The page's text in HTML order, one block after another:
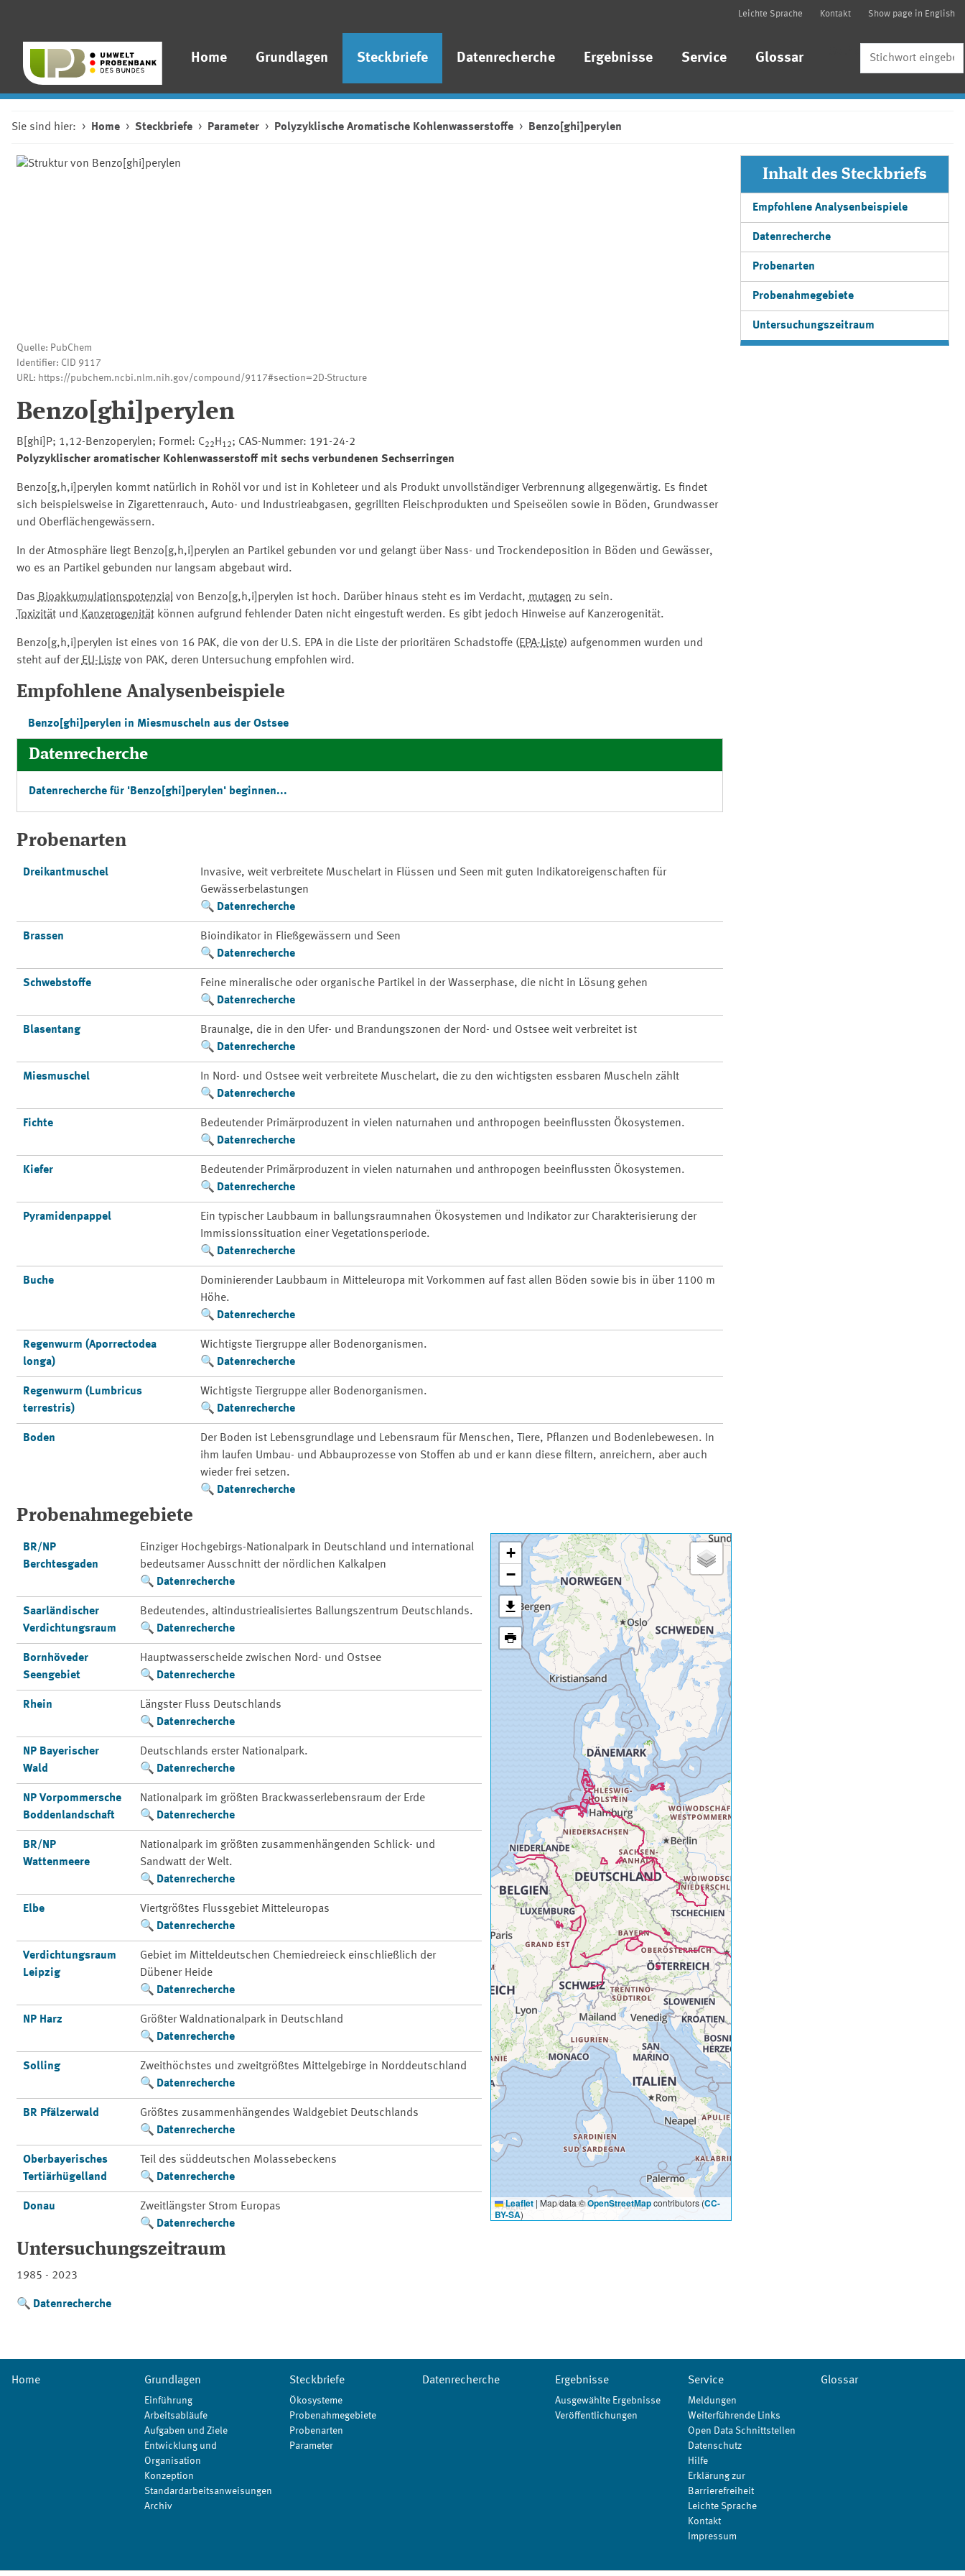
Leichte Sprache Kontakt Show page in English
Home Grundlagen Steckbriefe Datenrecherche Ergebnisse Service Glossar
Sie sind hier: Home Steckbriefe Parameter Polyzyklische Aromatische Kohlenwasserstoffe Benzo[ghi]perylen
Quelle: PubChem
Identifier: CID 9117
URL: https://pubchem.ncbi.nlm.nih.gov/compound/9117#section=2D-Structure
Benzo[ghi]perylen
B[ghi]P; 1,12-Benzoperylen; Formel: C22 H 12; CAS-Nummer: 191-24-2
Polyzyklischer aromatischer Kohlenwasserstoff mit sechs verbundenen Sechserringen
Benzo[g,h,i]perylen kommt natürlich in Rohöl vor und ist in Kohleteer und als Produkt unvollständiger Verbrennung allgegenwärtig. Es findet
sich beispielsweise in Zigarettenrauch, Auto- und Industrieabgasen, gegrillten Fleischprodukten und Speiseölen sowie in Böden, Grundwasser
und Oberflächengewässern.
In der Atmosphäre liegt Benzo[g,h,i]perylen an Partikel gebunden vor und gelangt über Nass- und Trockendeposition in Böden und Gewässer,
wo es an Partikel gebunden nur langsam abgebaut wird.
Das Bioakkumulationspotenzialvon Benzo[g,h,i]perylen ist hoch. Darüber hinaus steht es im Verdacht, mutagen zu sein.
Toxizitätund Kanzerogenitätkönnen aufgrund fehlender Daten nicht eingestuft werden. Es gibt jedoch Hinweise auf Kanzerogenität.
Benzo[g,h,i]perylen ist eines von 16 PAK, die von der U.S. EPA in die Liste der prioritären Schadstoffe (EPA-Liste) aufgenommen wurden und
steht auf der EU-Listevon PAK, deren Untersuchung empfohlen wird.
Empfohlene Analysenbeispiele
Benzo[ghi]perylen in Miesmuscheln aus der Ostsee
Datenrecherche
Datenrecherche für 'Benzo[ghi]perylen' beginnen...
Probenarten
Dreikantmuschel
Invasive, weit verbreitete Muschelart in Flüssen und Seen mit guten Indikatoreigenschaften für
Gewässerbelastungen
Datenrecherche
Brassen
Bioindikator in Fließgewässern und Seen
Datenrecherche
Schwebstoffe
Feine mineralische oder organische Partikel in der Wasserphase, die nicht in Lösung gehen
Datenrecherche
Blasentang
Braunalge, die in den Ufer- und Brandungszonen der Nord- und Ostsee weit verbreitet ist
Datenrecherche
Miesmuschel
In Nord- und Ostsee weit verbreitete Muschelart, die zu den wichtigsten essbaren Muscheln zählt
Datenrecherche
Fichte
Bedeutender Primärproduzent in vielen naturnahen und anthropogen beeinflussten Ökosystemen.
Datenrecherche
Kiefer
Bedeutender Primärproduzent in vielen naturnahen und anthropogen beeinflussten Ökosystemen.
Datenrecherche
Pyramidenpappel
Ein typischer Laubbaum in ballungsraumnahen Ökosystemen und Indikator zur Charakterisierung der
Immissionssituation einer Vegetationsperiode.
Datenrecherche
Buche
Dominierender Laubbaum in Mitteleuropa mit Vorkommen auf fast allen Böden sowie bis in über 1100 m
Höhe.
Datenrecherche
Regenwurm (Aporrectodea
longa)
Wichtigste Tiergruppe aller Bodenorganismen.
Datenrecherche
Regenwurm (Lumbricus
terrestris)
Wichtigste Tiergruppe aller Bodenorganismen.
Datenrecherche
Boden
Der Boden ist Lebensgrundlage und Lebensraum für Menschen, Tiere, Pflanzen und Bodenlebewesen. In
ihm laufen Umbau- und Abbauprozesse von Stoffen ab und er kann diese filtern, anreichern, aber auch
wieder frei setzen.
Datenrecherche
Probenahmegebiete
BR/NP
Berchtesgaden
Einziger Hochgebirgs-Nationalpark in Deutschland und international
bedeutsamer Ausschnitt der nördlichen Kalkalpen
Datenrecherche
Saarländischer
Verdichtungsraum
Bedeutendes, altindustriealisiertes Ballungszentrum Deutschlands.
Datenrecherche
Bornhöveder
Seengebiet
Hauptwasserscheide zwischen Nord- und Ostsee
Datenrecherche
Rhein
Längster Fluss Deutschlands
Datenrecherche
NP Bayerischer
Wald
Deutschlands erster Nationalpark.
Datenrecherche
NP Vorpommersche
Boddenlandschaft
Nationalpark im größten Brackwasserlebensraum der Erde
Datenrecherche
BR/NP
Wattenmeere
Nationalpark im größten zusammenhängenden Schlick- und
Sandwatt der Welt.
Datenrecherche
Elbe
Viertgrößtes Flussgebiet Mitteleuropas
Datenrecherche
Verdichtungsraum
Leipzig
Gebiet im Mitteldeutschen Chemiedreieck einschließlich der
Dübener Heide
Datenrecherche
NP Harz
Größter Waldnationalpark in Deutschland
Datenrecherche
Solling
Zweithöchstes und zweitgrößtes Mittelgebirge in Norddeutschland
Datenrecherche
BR Pfälzerwald
Größtes zusammenhängendes Waldgebiet Deutschlands
Datenrecherche
Oberbayerisches
Tertiärhügelland
Teil des süddeutschen Molassebeckens
Datenrecherche
Donau
Zweitlängster Strom Europas
Datenrecherche
+
−
Leaflet | Map data ©OpenStreetMapcontributors (CC-
BY-SA)
Untersuchungszeitraum
1985 - 2023
Datenrecherche
Inhalt des Steckbriefs
Empfohlene Analysenbeispiele
Datenrecherche
Probenarten
Probenahmegebiete
Untersuchungszeitraum
Home Grundlagen
Einführung
Arbeitsabläufe
Aufgaben und Ziele
Entwicklung und
Organisation
Konzeption
Standardarbeitsanweisungen
Archiv
Steckbriefe
Ökosysteme
Probenahmegebiete
Probenarten
Parameter
Datenrecherche Ergebnisse
Ausgewählte Ergebnisse
Veröffentlichungen
Service
Meldungen
Weiterführende Links
Open Data Schnittstellen
Datenschutz
Hilfe
Erklärung zur
Barrierefreiheit
Leichte Sprache
Kontakt
Impressum
Glossar